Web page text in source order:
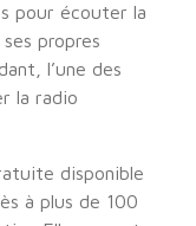
pour écouter la
propres
l’une des
la radio
disponible
à plus de 100